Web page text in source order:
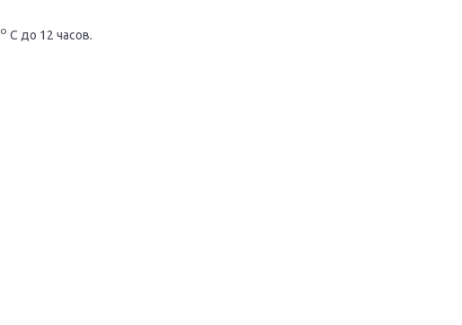
о С до 12 часов.